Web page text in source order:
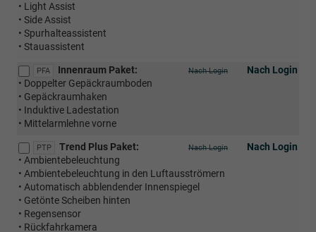
• Light Assist
• Side Assist
• Spurhalteassistent
• Stauassistent
PFA Nach Login
Nach Login
Innenraum Paket:
• Doppelter Gepäckraumboden
• Gepäckraumhaken
• Induktive Ladestation
• Mittelarmlehne vorne
PTP Nach Login
Nach Login
Trend Plus Paket:
• Ambientebeleuchtung
• Ambientebeleuchtung in den Luftausströmern
• Automatisch abblendender Innenspiegel
• Getönte Scheiben hinten
• Regensensor
• Rückfahrkamera